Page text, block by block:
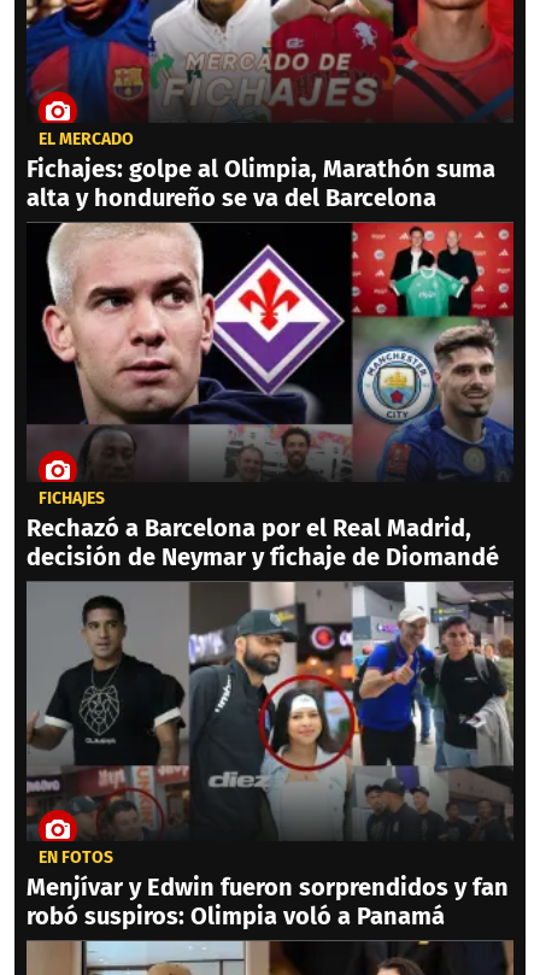
EL MERCADO
Fichajes: golpe al Olimpia, Marathón suma
alta y hondureño se va del Barcelona
FICHAJES
Rechazó a Barcelona por el Real Madrid,
decisión de Neymar y fichaje de Diomandé
EN FOTOS
Menjívar y Edwin fueron sorprendidos y fan
robó suspiros: Olimpia voló a Panamá